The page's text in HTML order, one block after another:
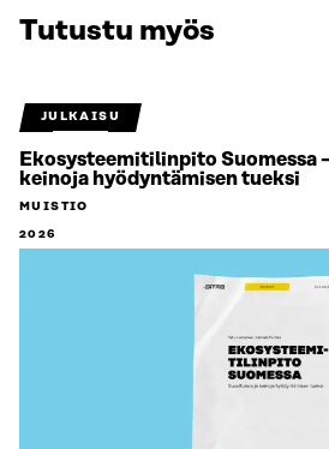
Tutustu myös
JULKAISU
Ekosysteemitilinpito Suomessa
keinoja hyödyntämisen tueksi
MUISTIO
2026